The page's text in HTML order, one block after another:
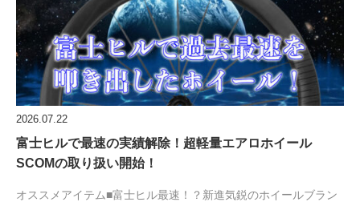
2026.07.22
富士ヒルで最速の実績解除！超軽量エアロホイール
SCOMの取り扱い開始！
オススメアイテム■富士ヒル最速！？新進気鋭のホイールブラン